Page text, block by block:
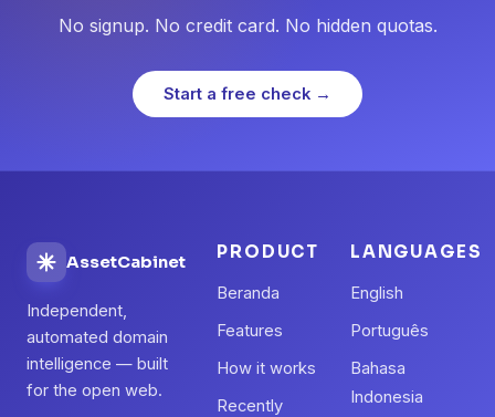
No signup. No credit card. No hidden quotas.
Start a free check →
AssetCabinet
Independent,
automated domain
intelligence — built
for the open web.
PRODUCT
Beranda
Features
How it works
Recently
LANGUAGES
English
Português
Bahasa
Indonesia